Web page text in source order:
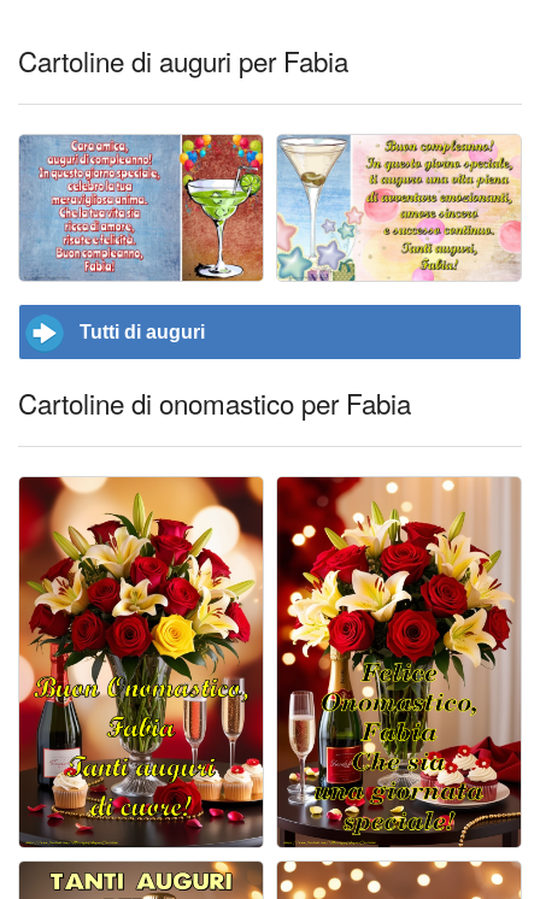
Cartoline di auguri per Fabia
Tutti di auguri
Cartoline di onomastico per Fabia